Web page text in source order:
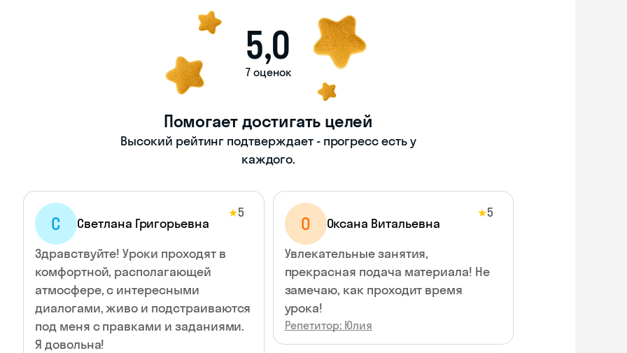
5,0
7 оценок
Помогает достигать целей
Высокий рейтинг подтверждает - прогресс есть у
каждого.
С Светлана Григорьевна
★5
Здравствуйте! Уроки проходят в
комфортной, располагающей
атмосфере, с интересными
диалогами, живо и подстраиваются
под меня с правками и заданиями.
Я довольна!
О Оксана Витальевна
★5
Увлекательные занятия,
прекрасная подача материала! Не
замечаю, как проходит время
урока!
Репетитор: Юлия